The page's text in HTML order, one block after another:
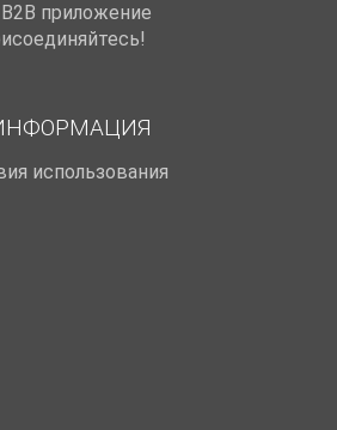
B2B приложение
использования